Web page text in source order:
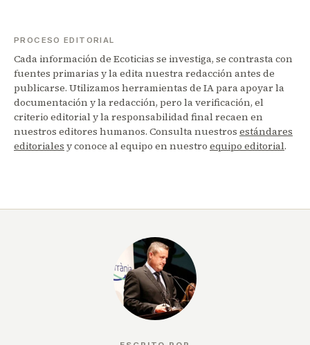
PROCESO EDITORIAL
Cada información de Ecoticias se investiga, se contrasta con
fuentes primarias y la edita nuestra redacción antes de
publicarse. Utilizamos herramientas de IA para apoyar la
documentación y la redacción, pero la verificación, el
criterio editorial y la responsabilidad final recaen en
nuestros editores humanos. Consulta nuestros estándares
editoriales y conoce al equipo en nuestro equipo editorial.